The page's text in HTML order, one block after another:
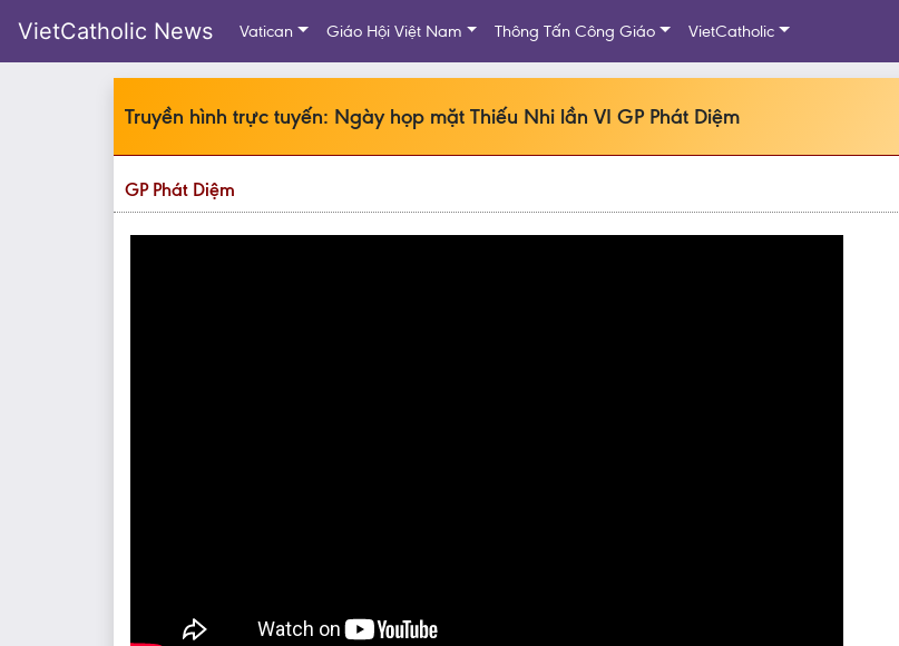
VietCatholic News Vatican Giáo Hội Việt Nam Thông Tấn Công Giáo VietCatholic
Truyền hình trực tuyến: Ngày họp mặt Thiếu Nhi lần VI GP Phát Diệm
GP Phát Diệm